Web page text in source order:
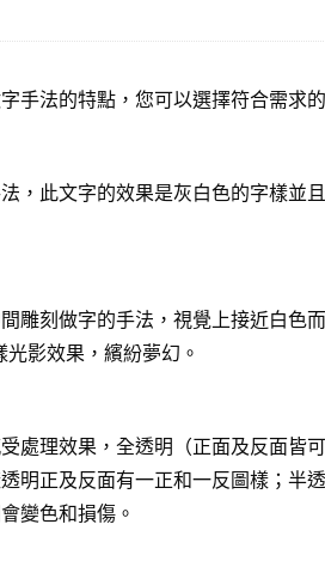
法的特點，您可以選擇符合需求
，此文字的效果是灰白色的字樣並
雕刻做字的手法，視覺上接近白色
影效果，繽紛夢幻。
處理效果，全透明（正面及反面皆
正及反面有一正和一反圖樣；半
變色和損傷。